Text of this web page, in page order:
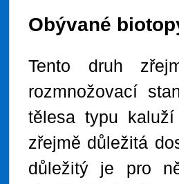
Obývané
Tento druh
rozmnožovací
tělesa typu
zřejmě důležitá
důležitý je pro